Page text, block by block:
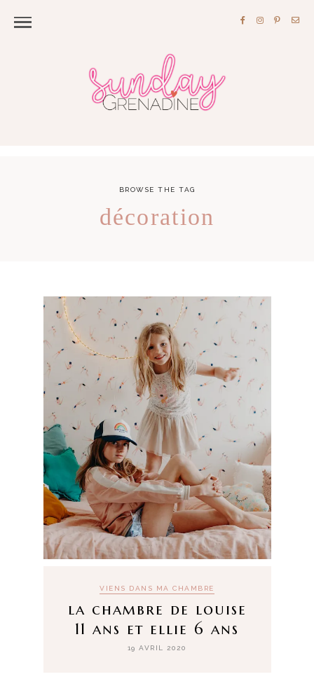
BROWSE THE TAG
décoration
VIENS DANS MA CHAMBRE
la chambre de louise
11 ans et ellie 6 ans
19 AVRIL 2020